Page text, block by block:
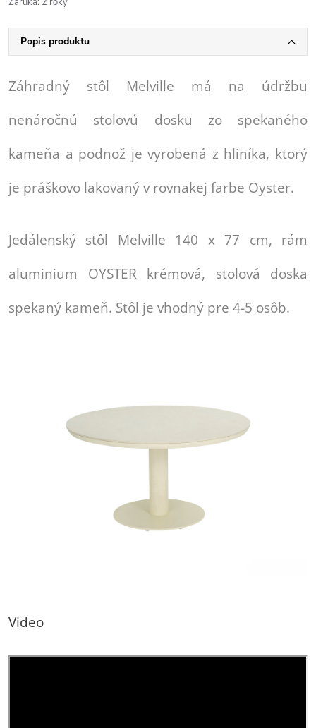
Popis produktu
Záhradný stôl Melville má na údržbu
nenáročnú stolovú dosku zo spekaného
kameňa a podnož je vyrobená z hliníka, ktorý
je práškovo lakovaný v rovnakej farbe Oyster.
Jedálenský stôl Melville 140 x 77 cm, rám
aluminium OYSTER krémová, stolová doska
spekaný kameň. Stôl je vhodný pre 4-5 osôb.
Video